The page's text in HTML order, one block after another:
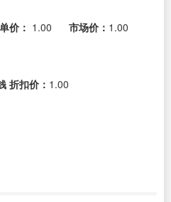
单价： 1.00 市场价： 1.00
折扣价： 1.00